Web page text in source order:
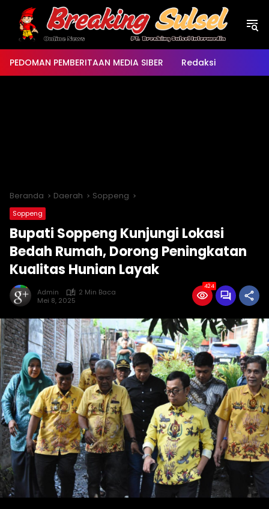
Langsung
konten
PEDOMAN PEMBERITAAN MEDIA SIBER Redaksi
Beranda Daerah Soppeng
Soppeng
Bupati Soppeng Kunjungi Lokasi
Bedah Rumah, Dorong Peningkatan
Kualitas Hunian Layak
Admin
2 Min Baca
Mei 8, 2025
424